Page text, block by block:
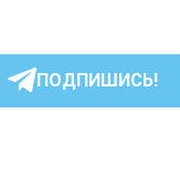
ПОДПИШИСЬ!